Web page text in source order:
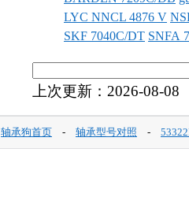
LYC NNCL 4876 V
SKF 7040C/DT SNFA
上次更新：2026-08-08
轴承狗首页 - 轴承型号对照 -